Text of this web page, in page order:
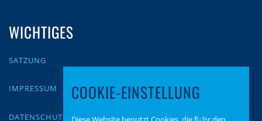
WICHTIGES
SATZUNG
IMPRESSUM
DATENSCHUTZ
COOKIE-EINSTELLUNG